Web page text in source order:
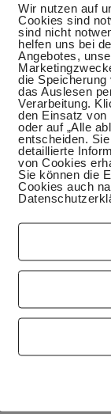
nicht. Ich liebe
den
Kidneybohnen,
wegen ihrer
zaubern. Mit
Wir nutzen auf
Cookies sind
sind nicht
helfen uns bei
Angebotes,
die Speicherung
das Auslesen
Verarbeitung.
den Einsatz von
oder auf „Alle
entscheiden.
detaillierte
von Cookies
Sie können die
Cookies auch